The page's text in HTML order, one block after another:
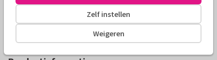
Weigeren
Zelf instellen